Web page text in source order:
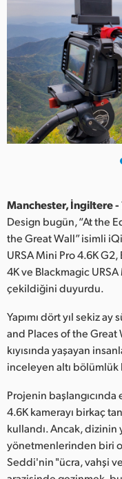
China
Denmark
Finland
France
Germany
India
Italy
Japan
Korea
Mexico
Malaysia
New Zealand
Norway
Poland
Manchester, İngiltere -
Design bugün, “At the
the Great Wall” isimli
URSA Mini Pro 4.6K
4K ve Blackmagic
çekildiğini duyurdu.
Yapımı dört yıl sekiz
and Places of the Great
kıyısında yaşayan
inceleyen altı
Projenin başlangıcında
4.6K kamerayı birkaç
kullandı. Ancak,
yönetmenlerinden biri
Seddi'nin "ücra, vahşi